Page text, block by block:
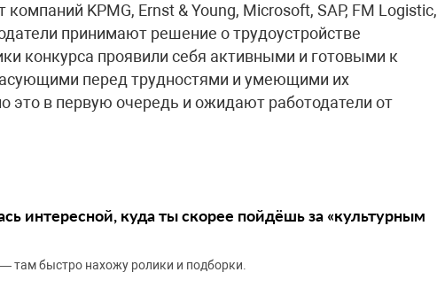
KPMG, Ernst & Young, Microsoft, SAP, FM Logistic,
принимают решение о трудоустройстве
конкурса проявили себя активными и готовыми к
перед трудностями и умеющими их
это в первую очередь и ожидают работодатели от
интересной, куда ты скорее пойдёшь за «культурным
там быстро нахожу ролики и подборки.